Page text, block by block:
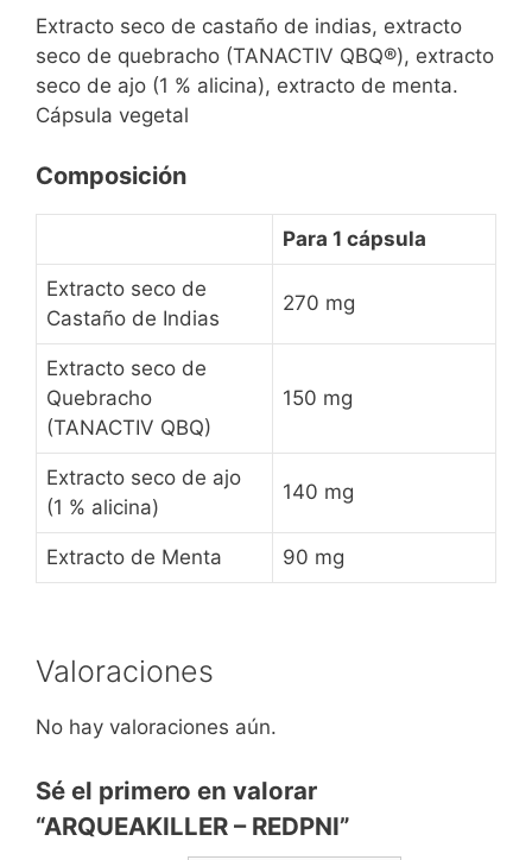
Extracto seco de castaño de indias, extracto
seco de quebracho (TANACTIV QBQ®), extracto
seco de ajo (1 % alicina), extracto de menta.
Cápsula vegetal
Composición
Para 1 cápsula
Extracto seco de
Castaño de Indias
270 mg
Extracto seco de
Quebracho
(TANACTIV QBQ)
150 mg
Extracto seco de ajo
(1 % alicina)
140 mg
Extracto de Menta 90 mg
Valoraciones
No hay valoraciones aún.
Sé el primero en valorar
“ARQUEAKILLER – REDPNI”